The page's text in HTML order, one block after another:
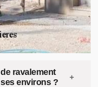
ravalement
environs ?